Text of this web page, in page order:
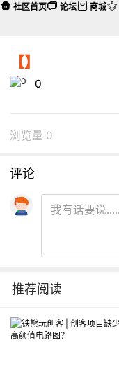
【】
0
浏览量 0
评论
推荐阅读
社区首页 论坛 商城